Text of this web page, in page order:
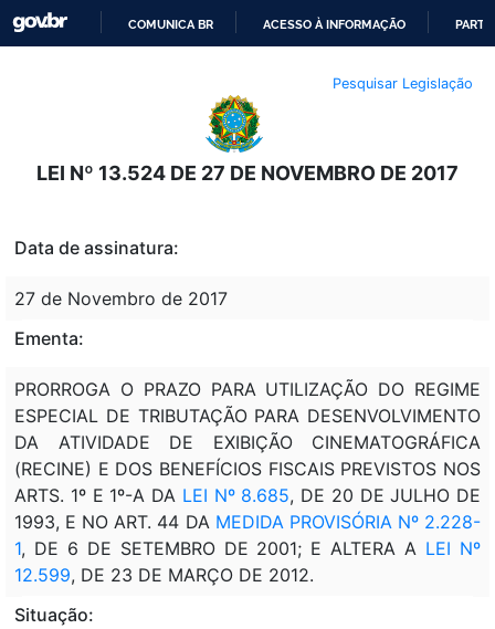
O
CONTEÚDO
COMUNICA BR ACESSO À INFORMAÇÃO
Pesquisar Legislação
LEI Nº 13.524 DE 27 DE NOVEMBRO DE 2017
Data de assinatura:
27 de Novembro de 2017
Ementa:
PRORROGA O PRAZO PARA UTILIZAÇÃO DO REGIME
ESPECIAL DE TRIBUTAÇÃO PARA DESENVOLVIMENTO
DA ATIVIDADE DE EXIBIÇÃO CINEMATOGRÁFICA
(RECINE) E DOS BENEFÍCIOS FISCAIS PREVISTOS NOS
ARTS. 1º E 1º-A DA LEI Nº 8.685, DE 20 DE JULHO DE
1993, E NO ART. 44 DA MEDIDA PROVISÓRIA Nº 2.228-
1, DE 6 DE SETEMBRO DE 2001; E ALTERA A LEI Nº
12.599, DE 23 DE MARÇO DE 2012.
Situação: